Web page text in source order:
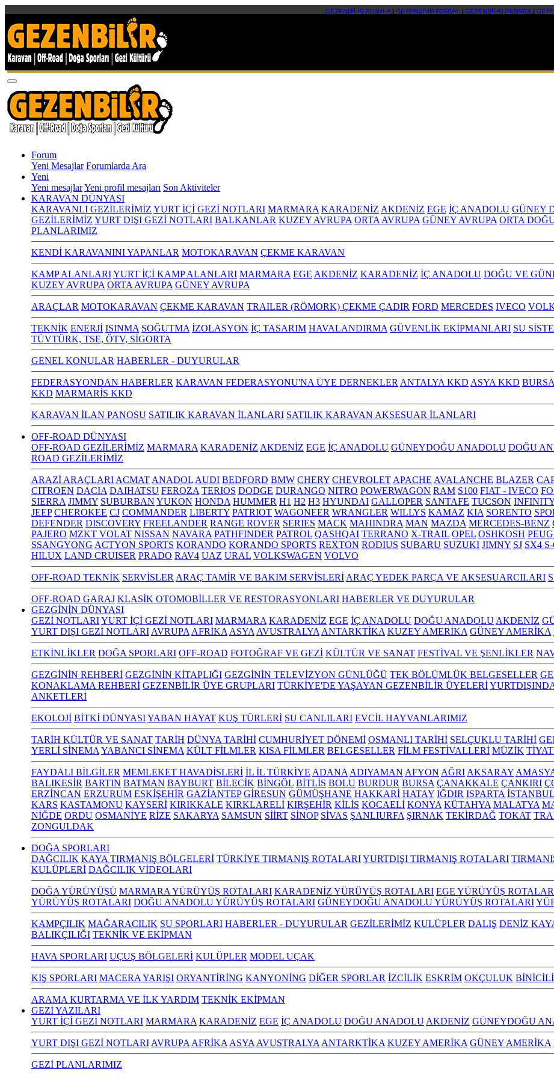
GEZENBİLİR PUSULA| GEZENBİLİR PORTAL| GEZENBİLİR DERNEK|
Forum
Yeni Mesajlar Forumlarda Ara
Yeni
Yeni mesajlarYeni profil mesajları Son Aktiviteler
KARAVAN DÜNYASI
KARAVANLI GEZİLERİMİZ YURT İÇİ GEZİ NOTLARI MARMARA KARADENİZ AKDENİZ EGE İÇ ANADOLU GÜNEY
GEZİLERİMİZ YURT DIŞI GEZİ NOTLARI BALKANLAR KUZEY AVRUPA ORTA AVRUPA GÜNEY AVRUPA ORTA
PLANLARIMIZ
KENDİ KARAVANINI YAPANLAR MOTOKARAVAN ÇEKME KARAVAN
KAMP ALANLARIYURT İÇİ KAMP ALANLARI MARMARA EGE AKDENİZ KARADENİZ İÇ ANADOLU DOĞU VE
KUZEY AVRUPA ORTA AVRUPA GÜNEY AVRUPA
ARAÇLAR MOTOKARAVAN ÇEKME KARAVAN TRAILER (RÖMORK) ÇEKME ÇADIR FORD MERCEDES IVECO
TEKNİK ENERJİ ISINMA SOĞUTMA İZOLASYON İÇ TASARIM HAVALANDIRMA GÜVENLİK EKİPMANLARI SU
TÜVTÜRK, TSE, ÖTV, SİGORTA
GENEL KONULAR HABERLER - DUYURULAR
FEDERASYONDAN HABERLER KARAVAN FEDERASYONU'NA ÜYE DERNEKLER ANTALYA KKD ASYA KKD
KKD MARMARİS KKD
KARAVAN İLAN PANOSU SATILIK KARAVAN İLANLARI SATILIK KARAVAN AKSESUAR İLANLARI
OFF-ROAD DÜNYASI
OFF-ROAD GEZİLERİMİZ MARMARA KARADENİZ AKDENİZ EGE İÇ ANADOLU GÜNEYDOĞU ANADOLU DOĞU
ROAD GEZİLERİMİZ
ARAZİ ARAÇLARI ACMAT ANADOL AUDI BEDFORD BMW CHERY CHEVROLET APACHE AVALANCHE BLAZER
CITROEN DACIA DAIHATSU FEROZA TERIOS DODGE DURANGO NITRO POWERWAGON RAM S100 FIAT - IVECO
SIERRA JIMMY SUBURBAN YUKON HONDA HUMMER H1 H2 H3 HYUNDAI GALLOPER SANTAFE TUCSON
JEEP CHEROKEE CJ COMMANDER LIBERTY PATRIOT WAGONEER WRANGLER WILLYS KAMAZ KIA SORENTO
DEFENDER DISCOVERY FREELANDER RANGE ROVER SERIES MACK MAHINDRA MAN MAZDA MERCEDES-BENZ
PAJERO MZKT VOLAT NISSAN NAVARA PATHFINDER PATROL QASHQAI TERRANO X-TRAIL OPEL OSHKOSH
SSANGYONG ACTYON SPORTS KORANDO KORANDO SPORTS REXTON RODIUS SUBARU SUZUKI JIMNY SJ SX4
HILUX LAND CRUISER PRADO RAV4 UAZ URAL VOLKSWAGEN VOLVO
OFF-ROAD TEKNİK SERVİSLER ARAÇ TAMİR VE BAKIM SERVİSLERİ ARAÇ YEDEK PARÇA VE AKSESUARCILARI
OFF-ROAD GARAJ KLASİK OTOMOBİLLER VE RESTORASYONLARI HABERLER VE DUYURULAR
GEZGİNİN DÜNYASI
GEZİ NOTLARIYURT İÇİ GEZİ NOTLARI MARMARA KARADENİZ EGE İÇ ANADOLU DOĞU ANADOLU AKDENİZ
YURT DIŞI GEZİ NOTLARI AVRUPA AFRİKA ASYA AVUSTRALYA ANTARKTİKA KUZEY AMERİKA GÜNEY AMERİKA
ETKİNLİKLER DOĞA SPORLARI OFF-ROAD FOTOĞRAF VE GEZİ KÜLTÜR VE SANAT FESTİVAL VE ŞENLİKLER
GEZGİNİN REHBERİ GEZGİNİN KİTAPLIĞI GEZGİNİN TELEVİZYON GÜNLÜĞÜ TEK BÖLÜMLÜK BELGESELLER
KONAKLAMA REHBERİ GEZENBİLİR ÜYE GRUPLARI TÜRKİYE'DE YAŞAYAN GEZENBİLİR ÜYELERİ
ANKETLERİ
EKOLOJİ BİTKİ DÜNYASIYABAN HAYAT KUŞ TÜRLERİ SU CANLILARI EVCİL HAYVANLARIMIZ
TARİH KÜLTÜR VE SANAT TARİH DÜNYA TARİHİ CUMHURİYET DÖNEMİ OSMANLI TARİHİ SELÇUKLU TARİHİ
YERLİ SİNEMA YABANCI SİNEMA KÜLT FİLMLER KISA FİLMLER BELGESELLER FİLM FESTİVALLERİ MÜZİK
FAYDALI BİLGİLER MEMLEKET HAVADİSLERİ İL İL TÜRKİYE ADANA ADIYAMAN AFYON AĞRI AKSARAY
BALIKESİR BARTIN BATMAN BAYBURT BİLECİK BİNGÖL BİTLİS BOLU BURDUR BURSA ÇANAKKALE ÇANKIRI
ERZİNCAN ERZURUM ESKİŞEHİR GAZİANTEP GİRESUN GÜMÜŞHANE HAKKARİ HATAY IĞDIR ISPARTA İSTANBUL
KARS KASTAMONU KAYSERİ KIRIKKALE KIRKLARELİ KIRŞEHİR KİLİS KOCAELİ KONYA KÜTAHYA MALATYA
NİĞDE ORDU OSMANİYE RİZE SAKARYA SAMSUN SİİRT SİNOP SİVAS ŞANLIURFA ŞIRNAK TEKİRDAĞ TOKAT
ZONGULDAK
DOĞA SPORLARI
DAĞCILIK KAYA TIRMANIŞ BÖLGELERİ TÜRKİYE TIRMANIŞ ROTALARIYURTDIŞI TIRMANIŞ ROTALARI
KULÜPLERİ DAĞCILIK VİDEOLARI
DOĞA YÜRÜYÜŞÜ MARMARA YÜRÜYÜŞ ROTALARI KARADENİZ YÜRÜYÜŞ ROTALARI EGE YÜRÜYÜŞ
YÜRÜYÜŞ ROTALARI DOĞU ANADOLU YÜRÜYÜŞ ROTALARI GÜNEYDOĞU ANADOLU YÜRÜYÜŞ ROTALARI
KAMPÇILIK MAĞARACILIK SU SPORLARI HABERLER - DUYURULAR GEZİLERİMİZ KULÜPLER DALIŞ DENİZ
BALIKÇILIĞI TEKNİK VE EKİPMAN
HAVA SPORLARI UÇUŞ BÖLGELERİ KULÜPLER MODEL UÇAK
KIŞ SPORLARI MACERA YARIŞI ORYANTİRİNG KANYONİNG DİĞER SPORLAR İZCİLİK ESKRİM OKÇULUK
ARAMA KURTARMA VE İLK YARDIM TEKNİK EKİPMAN
GEZİ YAZILARI
YURT İÇİ GEZİ NOTLARI MARMARA KARADENİZ EGE İÇ ANADOLU DOĞU ANADOLU AKDENİZ GÜNEYDOĞU
YURT DIŞI GEZİ NOTLARI AVRUPA AFRİKA ASYA AVUSTRALYA ANTARKTİKA KUZEY AMERİKA GÜNEY AMERİKA
GEZİ PLANLARIMIZ